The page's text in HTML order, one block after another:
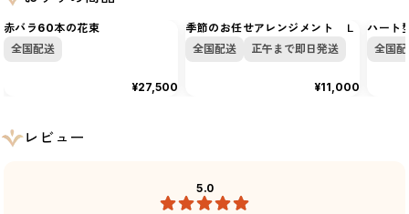
赤バラ60本の花束
全国配送
¥27,500
季節のお任せアレンジメント Ｌ
全国配送
正午まで即日発送
¥11,000
ハート
全国
レビュー
5.0